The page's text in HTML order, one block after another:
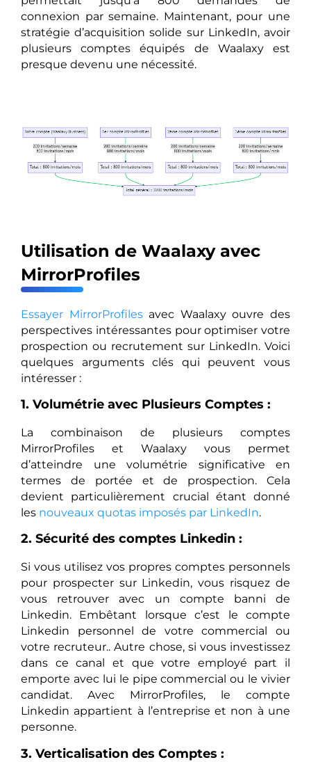
connexion par semaine. Maintenant, pour une
stratégie d’acquisition solide sur LinkedIn, avoir
plusieurs comptes équipés de Waalaxy est
presque devenu une nécessité.
Utilisation de Waalaxy avec
MirrorProfiles
Essayer MirrorProfilesavec Waalaxy ouvre des
perspectives intéressantes pour optimiser votre
prospection ou recrutement sur LinkedIn. Voici
quelques arguments clés qui peuvent vous
intéresser :
1. Volumétrie avec Plusieurs Comptes :
La combinaison de plusieurs comptes
MirrorProfiles et Waalaxy vous permet
d’atteindre une volumétrie significative en
termes de portée et de prospection. Cela
devient particulièrement crucial étant donné
les nouveaux quotas imposés par LinkedIn.
2. Sécurité des comptes Linkedin :
Si vous utilisez vos propres comptes personnels
pour prospecter sur Linkedin, vous risquez de
vous retrouver avec un compte banni de
Linkedin. Embêtant lorsque c’est le compte
Linkedin personnel de votre commercial ou
votre recruteur.. Autre chose, si vous investissez
dans ce canal et que votre employé part il
emporte avec lui le pipe commercial ou le vivier
candidat. Avec MirrorProfiles, le compte
Linkedin appartient à l’entreprise et non à une
personne.
3. Verticalisation des Comptes :